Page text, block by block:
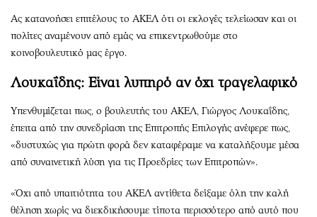
Ας κατανοήσει επιτέλους το ΑΚΕΛ ότι οι εκλογές τελείωσαν και οι
πολίτες αναμένουν από εμάς να επικεντρωθούμε στο
κοινοβουλευτικό μας έργο.
Λουκαΐδης: Είναι λυπηρό αν όχι τραγελαφικό
Υπενθυμίζεται πως, ο βουλευτής του ΑΚΕΛ, Γιώργος Λουκαΐδης,
έπειτα από την συνεδρίαση της Επιτροπής Επιλογής ανέφερε πως,
«δυστυχώς για πρώτη φορά δεν καταφέραμε να καταλήξουμε μέσα
από συναινετική λύση για τις Προεδρίες των Επιτροπών».
«Όχι από υπαιτιότητα του ΑΚΕΛ αντίθετα δείξαμε όλη την καλή
θέληση χωρίς να διεκδικήσουμε τίποτα περισσότερο από αυτό που